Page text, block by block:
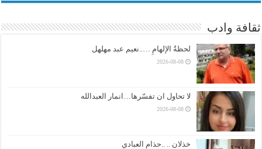
ثقافة وادب
لحظةُ الإلهامِ …..نعيم عبد مهلهل
2026-08-08
لا تحاول ان تفسّرها…انمار العبدالله
2026-08-08
خذلان .. ..حذام العبادي